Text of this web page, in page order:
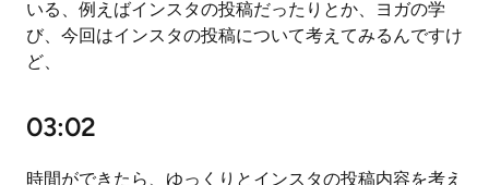
いる、例えばインスタの投稿だったりとか、ヨガの学
び、今回はインスタの投稿について考えてみるんですけ
ど、
03:02
時間ができたら、ゆっくりとインスタの投稿内容を考え